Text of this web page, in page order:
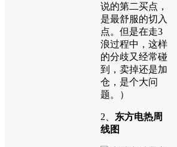
说的第二买点，
是最舒服的切入
点。但是在走3
浪过程中，这样
的分歧又经常碰
到，卖掉还是加
仓，是个大问
题。）
2、 东方电热周
线图